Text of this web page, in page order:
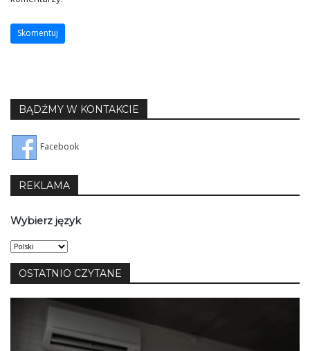
BĄDŹMY W KONTAKCIE
Facebook
REKLAMA
Wybierz język
Wybierz
język
OSTATNIO CZYTANE